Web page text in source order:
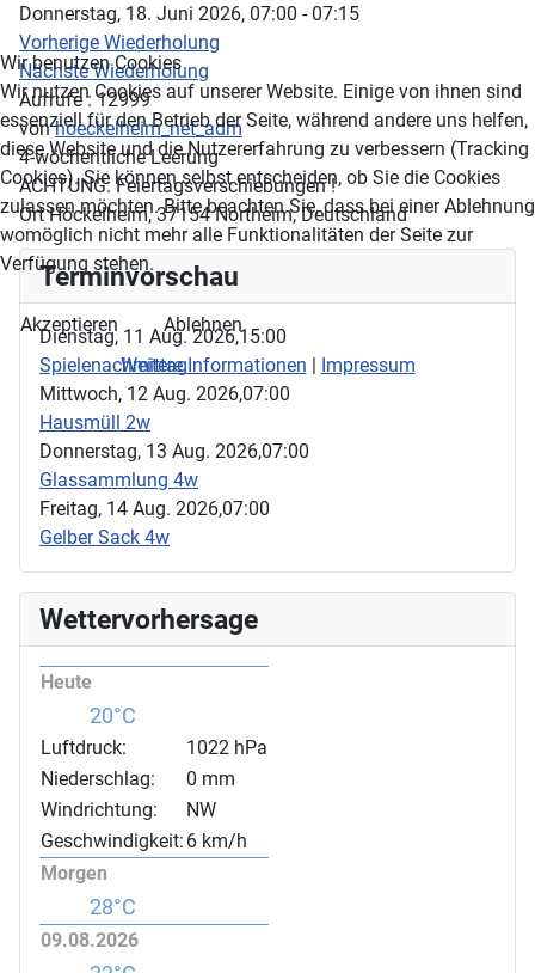
Donnerstag, 18. Juni 2026, 07:00 - 07:15
Vorherige Wiederholung
Nächste Wiederholung
Aufrufe: 12999
vonhoeckelheim_net_adm
4-wöchentliche Leerung
ACHTUNG: Feiertagsverschiebungen !
OrtHöckelheim, 37154 Northeim, Deutschland
Terminvorschau
Dienstag, 11 Aug. 2026,15:00
Spielenachmittag
Mittwoch, 12 Aug. 2026,07:00
Hausmüll 2w
Donnerstag, 13 Aug. 2026,07:00
Glassammlung 4w
Freitag, 14 Aug. 2026,07:00
Gelber Sack 4w
Wettervorhersage
Heute
20°C
Luftdruck:
1022 hPa
Niederschlag:
0 mm
Windrichtung:
NW
Geschwindigkeit: 6 km/h
Morgen
28°C
09.08.2026
Wir benutzen Cookies
Wir nutzen Cookies auf unserer Website. Einige von ihnen sind
essenziell für den Betrieb der Seite, während andere uns helfen,
diese Website und die Nutzererfahrung zu verbessern (Tracking
Cookies). Sie können selbst entscheiden, ob Sie die Cookies
zulassen möchten. Bitte beachten Sie, dass bei einer Ablehnung
womöglich nicht mehr alle Funktionalitäten der Seite zur
Verfügung stehen.
Akzeptieren
Ablehnen
Weitere Informationen | Impressum